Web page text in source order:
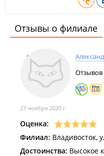
Отзывы о филиале
Отзывов
27 ноября 2020 г.
Оценка:
Филиал: Владивосток,
Достоинства: Высокое